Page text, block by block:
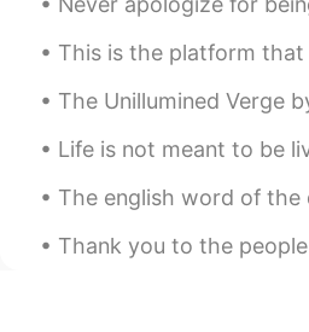
jajajaja 😅 😅 😅
ES EN
😂
Karol
This is the platform that I stand on to count birds for my
The Unillumined Verge by Robert Bridges. To a Friend
Life is not meant to be lived with one emotion. To expect
The english word of the day is "Mesmerized".It means to
Thank you to the people teaching me Thai! 🇹🇭🇹🇭 hopefully I